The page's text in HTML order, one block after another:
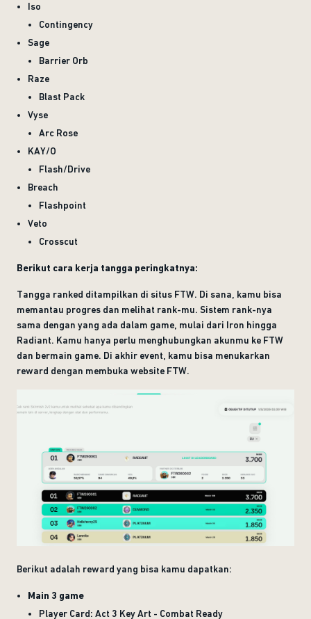
Iso
Contingency
Sage
Barrier Orb
Raze
Blast Pack
Vyse
Arc Rose
KAY/O
Flash/Drive
Breach
Flashpoint
Veto
Crosscut
Berikut cara kerja tangga peringkatnya:
Tangga ranked ditampilkan di situs FTW. Di sana, kamu bisa
memantau progres dan melihat rank-mu. Sistem rank-nya
sama dengan yang ada dalam game, mulai dari Iron hingga
Radiant. Kamu hanya perlu menghubungkan akunmu ke FTW
dan bermain game. Di akhir event, kamu bisa menukarkan
reward dengan membuka website FTW.
Berikut adalah reward yang bisa kamu dapatkan:
Main 3 game
Player Card: Act 3 Key Art - Combat Ready